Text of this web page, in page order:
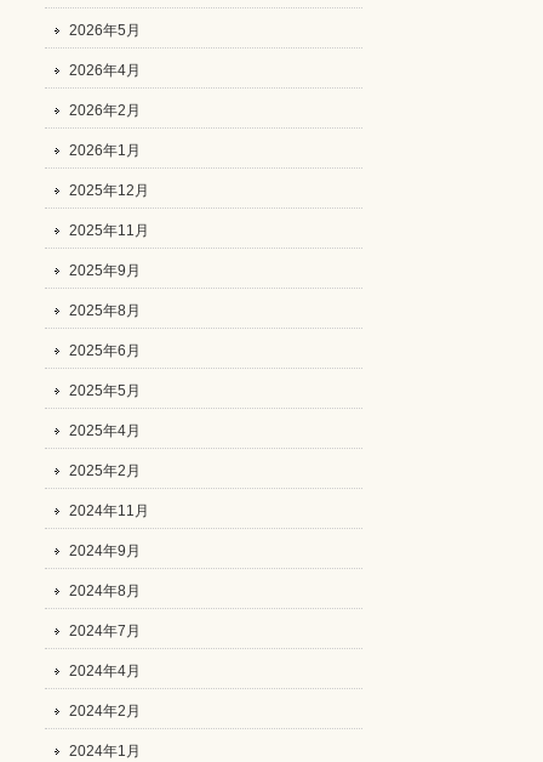
2026年5月
2026年4月
2026年2月
2026年1月
2025年12月
2025年11月
2025年9月
2025年8月
2025年6月
2025年5月
2025年4月
2025年2月
2024年11月
2024年9月
2024年8月
2024年7月
2024年4月
2024年2月
2024年1月